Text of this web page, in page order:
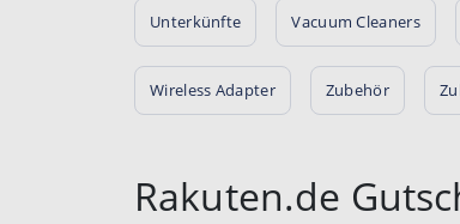
Unterkünfte Vacuum Cleaners
Wireless Adapter Zubehör
Rakuten.de